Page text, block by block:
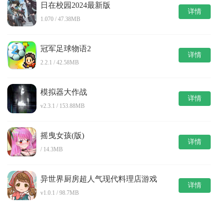
日在校园2024最新版
1.070 / 47.38MB
详情
冠军足球物语2
2.2.1 / 42.58MB
详情
模拟器大作战
v2.3.1 / 153.88MB
详情
摇曳女孩(版)
/ 14.3MB
详情
异世界厨房超人气现代料理店游戏
v1.0.1 / 98.7MB
详情